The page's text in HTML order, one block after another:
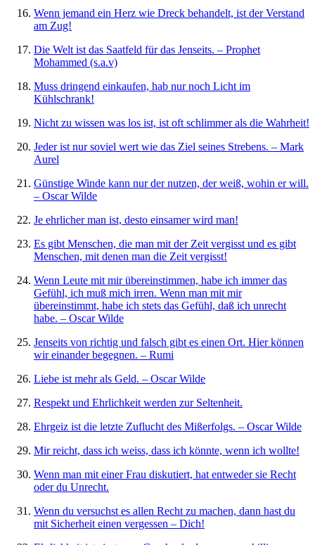
Wenn jemand ein Herz wie Dreck behandelt, ist der Verstand
am Zug!
Die Welt ist das Saatfeld für das Jenseits. – Prophet
Mohammed (s.a.v)
Muss dringend einkaufen, hab nur noch Licht im
Kühlschrank!
Nicht zu wissen was los ist, ist oft schlimmer als die Wahrheit!
Jeder ist nur soviel wert wie das Ziel seines Strebens. – Mark
Aurel
Günstige Winde kann nur der nutzen, der weiß, wohin er will.
– Oscar Wilde
Je ehrlicher man ist, desto einsamer wird man!
Es gibt Menschen, die man mit der Zeit vergisst und es gibt
Menschen, mit denen man die Zeit vergisst!
Wenn Leute mit mir übereinstimmen, habe ich immer das
Gefühl, ich muß mich irren. Wenn man mit mir
übereinstimmt, habe ich stets das Gefühl, daß ich unrecht
habe. – Oscar Wilde
Jenseits von richtig und falsch gibt es einen Ort. Hier können
wir einander begegnen. – Rumi
Liebe ist mehr als Geld. – Oscar Wilde
Respekt und Ehrlichkeit werden zur Seltenheit.
Ehrgeiz ist die letzte Zuflucht des Mißerfolgs. – Oscar Wilde
Mir reicht, dass ich weiss, dass ich könnte, wenn ich wollte!
Wenn man mit einer Frau diskutiert, hat entweder sie Recht
oder du Unrecht.
Wenn du versuchst es allen Recht zu machen, dann hast du
mit Sicherheit einen vergessen – Dich!